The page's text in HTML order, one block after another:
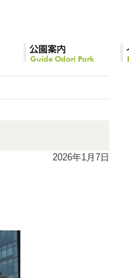
2026年1月7日